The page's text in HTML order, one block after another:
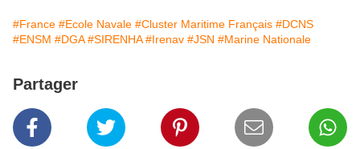
#France #Ecole Navale #Cluster Maritime Français #DCNS
#ENSM #DGA #SIRENHA #Irenav #JSN #Marine Nationale
Partager